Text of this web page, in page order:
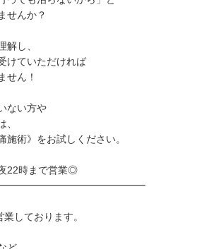
せんか？
解し、
けていただければ
せん！
ない方や
、
施術》をお試しください。
22時まで営業◎
しております。